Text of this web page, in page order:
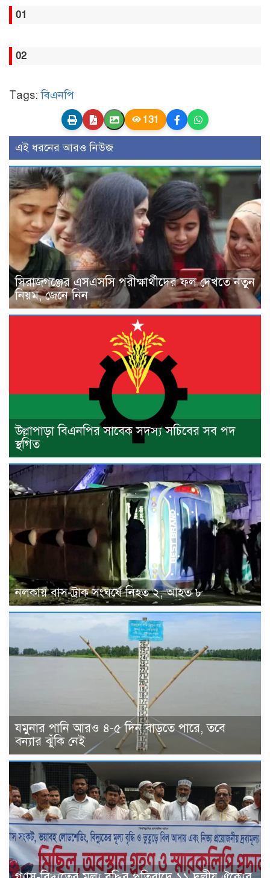
01
02
Tags:বিএনপি
131
এই ধরনের আরও নিউজ
সিরাজগঞ্জের এসএসসি পরীক্ষার্থীদের ফল দেখতে নতুন
নিয়ম, জেনে নিন
উল্লাপাড়া বিএনপির সাবেক সদস্য সচিবের সব পদ
স্থগিত
নলকায় বাস-ট্রাক সংঘর্ষে নিহত ২, আহত ৮
যমুনার পানি আরও ৪-৫ দিন বাড়তে পারে, তবে
বন্যার ঝুঁকি নেই